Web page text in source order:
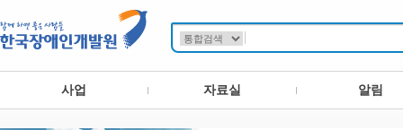
사업 자료실 알림